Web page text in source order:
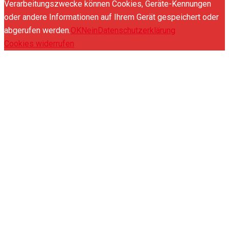
Verarbeitungszwecke können Cookies, Geräte-Kennungen
oder andere Informationen auf Ihrem Gerät gespeichert oder
abgerufen werden.OKNeinDatenschutzerklärung
Cookies widerrufen